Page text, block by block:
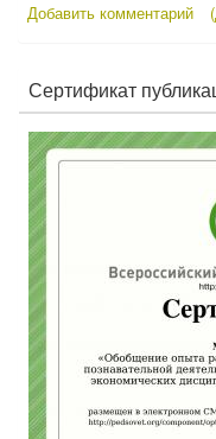
Добавить комментарий
Сертификат